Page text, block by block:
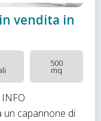
vendita in
500
mq
INFO
un capannone di